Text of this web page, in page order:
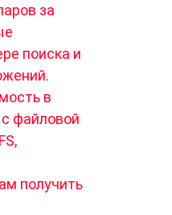
за
поиска и
в
файловой
получить